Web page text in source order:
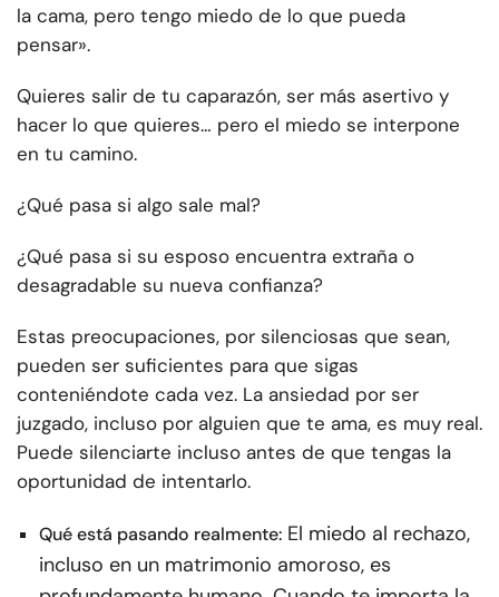
la cama, pero tengo miedo de lo que pueda
pensar».
Quieres salir de tu caparazón, ser más asertivo y
hacer lo que quieres… pero el miedo se interpone
en tu camino.
¿Qué pasa si algo sale mal?
¿Qué pasa si su esposo encuentra extraña o
desagradable su nueva confianza?
Estas preocupaciones, por silenciosas que sean,
pueden ser suficientes para que sigas
conteniéndote cada vez. La ansiedad por ser
juzgado, incluso por alguien que te ama, es muy real.
Puede silenciarte incluso antes de que tengas la
oportunidad de intentarlo.
Qué está pasando realmente: El miedo al rechazo,
incluso en un matrimonio amoroso, es